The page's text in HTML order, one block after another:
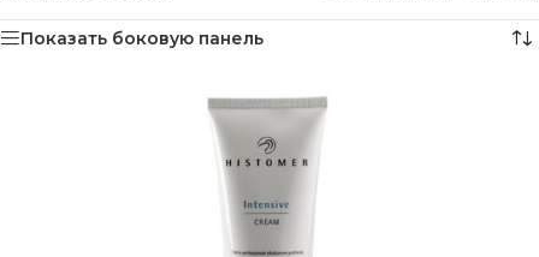
Показать боковую панель